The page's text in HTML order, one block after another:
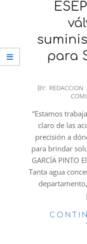
para
2023-
25
BY: REDACCION
“Estamos
claro de las
precisión a
para brindar
GARCÍA PINTO
Tanta agua